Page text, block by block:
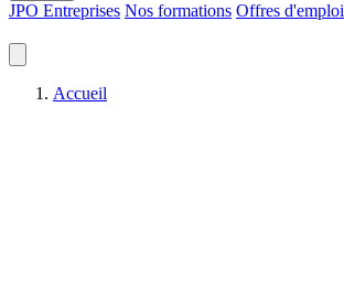
JPO Entreprises Nos formations Offres d'emploi
Accueil